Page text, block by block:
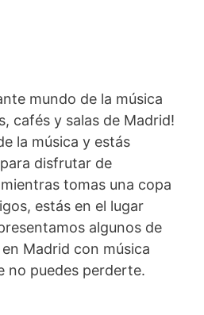
mundo de la música
cafés y salas de Madrid!
la música y estás
disfrutar de
tomas una copa
estás en el lugar
algunos de
Madrid con música
no puedes perderte.